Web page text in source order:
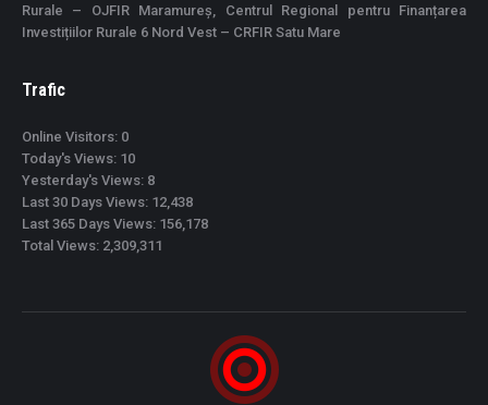
Rurale – OJFIR Maramureș, Centrul Regional pentru Finanțarea
Investițiilor Rurale 6 Nord Vest – CRFIR Satu Mare
Trafic
Online Visitors: 0
Today's Views: 10
Yesterday's Views: 8
Last 30 Days Views: 12,438
Last 365 Days Views: 156,178
Total Views: 2,309,311